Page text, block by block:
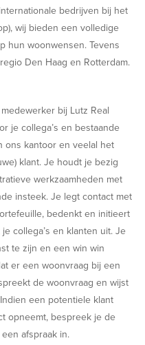
bedrijven bij het
wij bieden een volledige
hun woonwensen. Tevens
Den Haag en Rotterdam.
bij Lutz Real
je collega’s en bestaande
ons kantoor en veelal het
klant. Je houdt je bezig
werkzaamheden met
insteek. Je legt contact met
bedenkt en initieert
collega’s en klanten uit. Je
te zijn en een win win
er een woonvraag bij een
de woonvraag en wijst
een potentiele klant
opneemt, bespreek je de
afspraak in.